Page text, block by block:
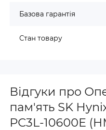
Базова гарантія
Стан товару
Відгуки про
пам'ять SK
PC3L-10600E